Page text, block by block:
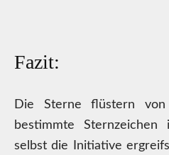
Fazit:
Die Sterne flüstern
bestimmte
selbst die Initiative